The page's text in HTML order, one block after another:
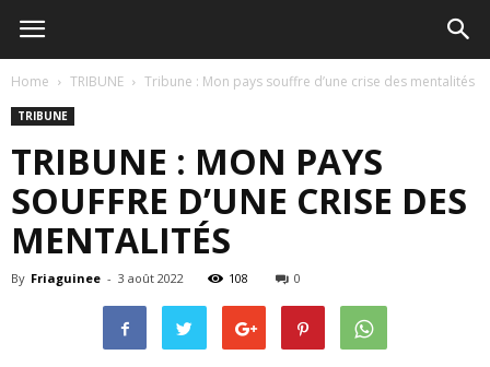
Home TRIBUNE Tribune : Mon pays souffre d’une crise des mentalités
TRIBUNE
TRIBUNE : MON PAYS
SOUFFRE D’UNE CRISE DES
MENTALITÉS
By Friaguinee - 3 août 2022 108 0